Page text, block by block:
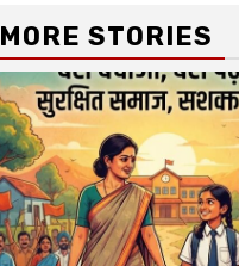
MORE STORIES